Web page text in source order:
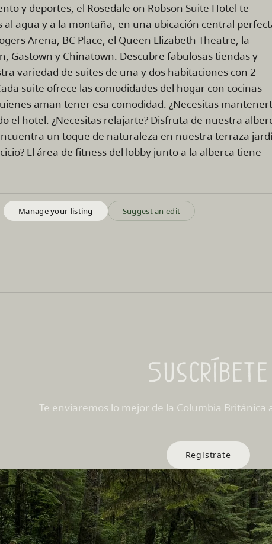
y deportes, el Rosedale on Robson Suite Hotel te
agua y a la montaña, en una ubicación central
Arena, BC Place, el Queen Elizabeth Theatre, la
Gastown y Chinatown. Descubre fabulosas tiendas y
variedad de suites de una y dos habitaciones con 2
suite ofrece las comodidades del hogar con cocinas
aman tener esa comodidad. ¿Necesitas
el hotel. ¿Necesitas relajarte? Disfruta de nuestra
un toque de naturaleza en nuestra terraza
El área de fitness del lobby junto a la alberca tiene
Manage your listing Suggest an edit
Suscríbete
Te enviaremos lo mejor de la Columbia Británica
Regístrate